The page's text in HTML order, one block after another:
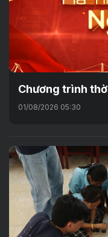
Chương trình
01/08/2026 05:30